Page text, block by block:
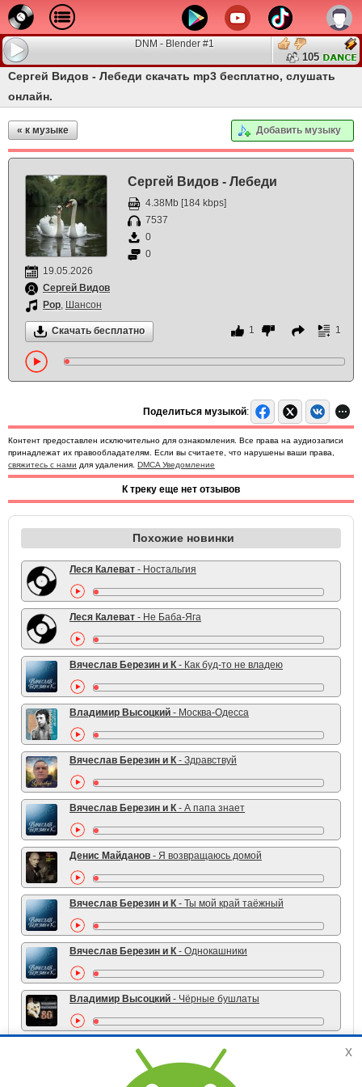
DNM - Blender #1
105
Сергей Видов - Лебеди скачать mp3 бесплатно, слушать
онлайн.
« к музыке Добавить музыку
Сергей Видов - Лебеди
4.38Mb [184 kbps]
7537
0
0
19.05.2026
Сергей Видов
Pop, Шансон
Скачать бесплатно 1 1
Поделиться музыкой:
Контент предоставлен исключительно для ознакомления. Все права на аудиозаписи
принадлежат их правообладателям. Если вы считаете, что нарушены ваши права,
свяжитесь с нами для удаления. DMCA Уведомление
К треку еще нет отзывов
Похожие новинки
Леся Калеват - Ностальгия
Леся Калеват - Не Баба-Яга
Вячеслав Березин и К - Как буд-то не владею
Владимир Высоцкий - Москва-Одесса
Вячеслав Березин и К - Здравствуй
Вячеслав Березин и К - А папа знает
Денис Майданов - Я возвращаюсь домой
Вячеслав Березин и К - Ты мой край таёжный
Вячеслав Березин и К - Однокашники
Владимир Высоцкий - Чёрные бушлаты
x